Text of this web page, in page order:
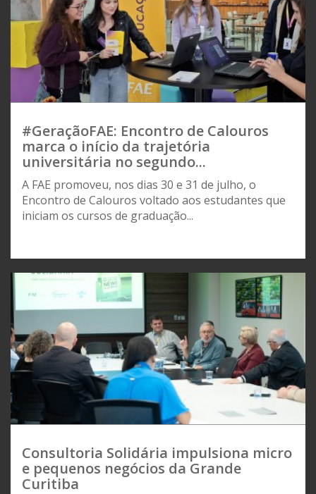
#GeraçãoFAE: Encontro de Calouros
marca o início da trajetória
universitária no segundo...
A FAE promoveu, nos dias 30 e 31 de julho, o
Encontro de Calouros voltado aos estudantes que
iniciam os cursos de graduação...
Consultoria Solidária impulsiona micro
e pequenos negócios da Grande
Curitiba